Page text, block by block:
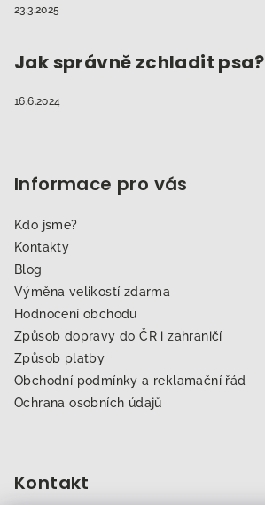
23.3.2025
Jak správně zchladit psa?
16.6.2024
Informace pro vás
Kdo jsme?
Kontakty
Blog
Výměna velikostí zdarma
Hodnocení obchodu
Způsob dopravy do ČR i zahraničí
Způsob platby
Obchodní podmínky a reklamační řád
Ochrana osobních údajů
Kontakt